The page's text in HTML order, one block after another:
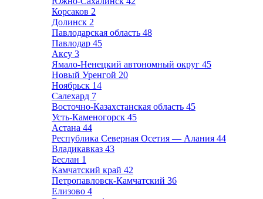
Корсаков 2
Долинск 2
Павлодарская область 48
Павлодар 45
Аксу 3
Ямало-Ненецкий автономный округ 45
Новый Уренгой 20
Ноябрьск 14
Салехард 7
Восточно-Казахстанская область 45
Усть-Каменогорск 45
Астана 44
Республика Северная Осетия — Алания 44
Владикавказ 43
Беслан 1
Камчатский край 42
Петропавловск-Камчатский 36
Елизово 4